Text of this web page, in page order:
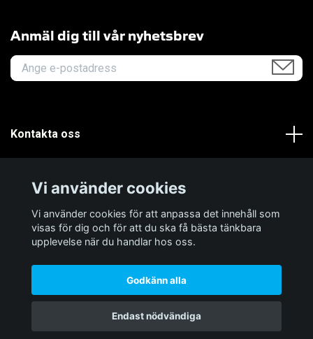
Anmäl dig till vår nyhetsbrev
Kontakta oss
Kundservice
Vi använder cookies
Vi använder cookies för att anpassa det innehåll som
visas för dig och för att du ska få bästa tänkbara
upplevelse när du handlar hos oss.
Godkänn alla
Endast nödvändiga